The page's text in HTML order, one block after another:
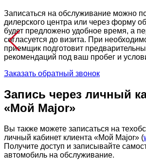
Записаться на обслуживание можно
дилерского центра или через форму
будет предложено удобное время, а
согласуется до визита. При
приемщик подготовит
рекомендаций под ваш пробег и
Заказать обратный звонок
Запись через личный
«Мой Major»
Вы также можете записаться на
личный кабинет клиента «Мой Major» (
Получите доступ и записывайте
автомобиль на обслуживание.